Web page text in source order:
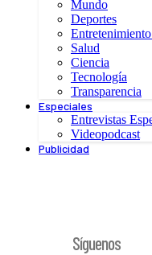
Mundo
Deportes
Salud
Ciencia
Tecnología
Transparencia
Especiales
Entrevistas
Videopodcast
Publicidad
Síguenos